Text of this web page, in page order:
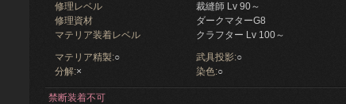
修理レベル
裁縫師 Lv 90～
修理資材
ダークマターG8
マテリア装着レベル
クラフター Lv 100～
マテリア精製:○ 武具投影:○
分解:× 染色:○
禁断装着不可